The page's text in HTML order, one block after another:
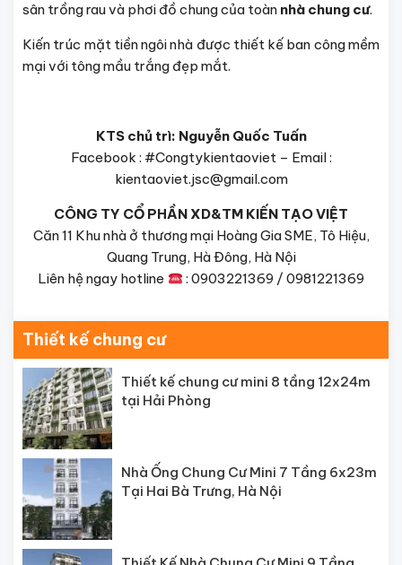
sân trồng rau và phơi đồ chung của toàn nhà chung cư.
Kiến trúc mặt tiền ngôi nhà được thiết kế ban công mềm
mại với tông mầu trắng đẹp mắt.
KTS chủ trì: Nguyễn Quốc Tuấn
Facebook : #Congtykientaoviet – Email :
kientaoviet.jsc@gmail.com
CÔNG TY CỔ PHẦN XD&TM KIẾN TẠO VIỆT
Căn 11 Khu nhà ở thương mại Hoàng Gia SME, Tô Hiệu,
Quang Trung, Hà Đông, Hà Nội
Liên hệ ngay hotline
: 0903221369 / 0981221369
Thiết kế chung cư
Thiết kế chung cư mini 8 tầng 12x24m
tại Hải Phòng
Nhà Ống Chung Cư Mini 7 Tầng 6x23m
Tại Hai Bà Trưng, Hà Nội